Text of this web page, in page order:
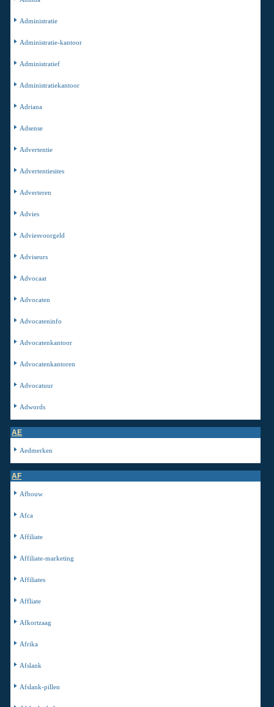
Administratie
Administratie-kantoor
Administratief
Administratiekantoor
Adriana
Adsense
Advertentie
Advertentiesites
Adverteren
Advies
Adviesvoorgeld
Adviseurs
Advocaat
Advocaten
Advocateninfo
Advocatenkantoor
Advocatenkantoren
Advocatuur
Adwords
AE
Aedmerken
AF
Afbouw
Afca
Affiliate
Affiliate-marketing
Affiliates
Affliate
Afkortzaag
Afrika
Afslank
Afslank-pillen